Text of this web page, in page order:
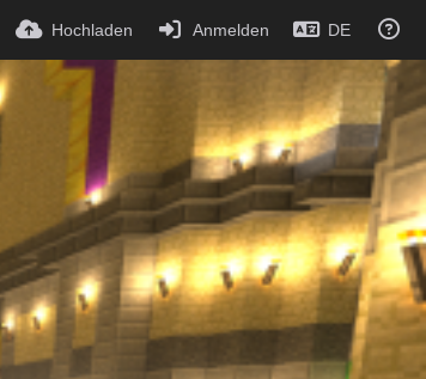
Hochladen Anmelden DE